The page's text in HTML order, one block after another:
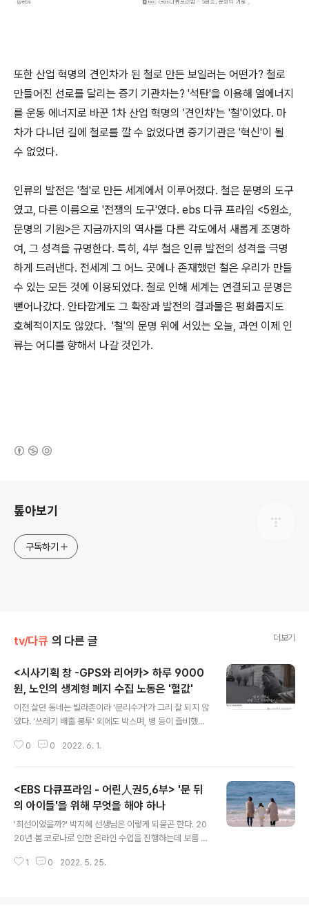
또한 산업 혁명의 견인차가 된 철로 만든 보일러는 어떤가? 철로
만들어진 선로를 달리는 증기 기관차는? '석탄'을 이용해 열에너지
를 운동 에너지로 바꾼 1차 산업 혁명의 '견인차'는 '철'이었다. 마
차가 다니던 길에 철로를 깔 수 없었다면 증기기관은 '혁신'이 될
수 없었다.
인류의 발전은 '철'로 만든 세계에서 이루어졌다. 철은 문명의 도구
였고, 다른 이름으로 '전쟁의 도구'였다. ebs 다큐 프라임 <5원소,
문명의 기원>은 지금까지의 역사를 다른 각도에서 새롭게 조명하
여, 그 성격을 규명한다. 특히, 4부 철은 인류 발전의 성격을 극명
하게 드러낸다. 전세계 그 어느 곳에나 존재했던 철은 우리가 만들
수 있는 모든 것에 이용되었다. 철로 인해 세계는 연결되고 문명은
뻗어나갔다. 안타깝게도 그 확장과 발전의 결과물은 평화롭지도
호혜적이지도 않았다. '철'의 문명 위에 서있는 오늘, 과연 이제 인
류는 어디를 향해서 나갈 것인가.
톺아보기
구독하기
tv/다큐 의 다른 글 더보기
<시사기획 창 -GPS와 리어카> 하루 9000
원, 노인의 생계형 폐지 수집 노동은 '헐값'
이전 살던 동네는 빌라촌이라 '분리수거'가 그리 잘 되지 않
았다. '쓰레기 배출 봉투' 외에도 박스며, 병 등이 즐비했다.
그저 한 두 분인가 싶었는데 날이 갈수록 동네를 돌며 쓰레
국, 폐지를 두고 경쟁하는 도시의 노인들이라니. 5월 31일
방영된 kbs1의 은 처음으로 노인들의 '폐지 노동'을 주목
한다. 돈이 되는 건 다 줍지 지난 1월 대구 서문 시장 새벽 5
시, 77세의 김은숙 노인이 인적없는 시장을 돈다. '생활비
노인은 이 일로 에미, 에비없는 손자를 키웠다고 한다. ..
0 0 2022. 6. 1.
<EBS 다큐프라임 - 어린人권5,6부> '문 뒤
의 아이들'을 위해 무엇을 해야 하나
'최선이었을까?' 박지혜 선생님은 이렇게 되묻곤 한다. 20
20년 봄 코로나로 인한 온라인 수업을 진행하는데 보름 가
자 아버지는 '내가 우리 아이를 죽이면 되겠느냐'며 폭언을
1 0 2022. 5. 25.